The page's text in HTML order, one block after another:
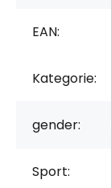
EAN:
Kategorie:
gender:
Sport: